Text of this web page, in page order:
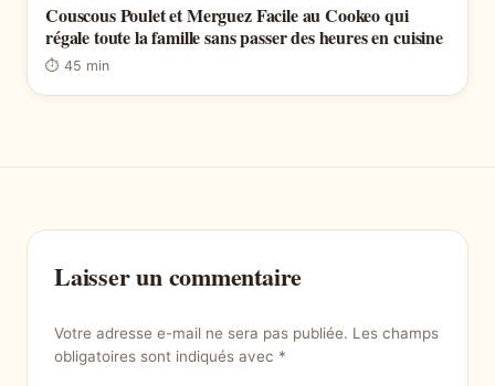
Couscous Poulet et Merguez Facile au Cookeo qui
régale toute la famille sans passer des heures en cuisine
⏱ 45 min
Laisser un commentaire
Votre adresse e-mail ne sera pas publiée. Les champs
obligatoires sont indiqués avec *